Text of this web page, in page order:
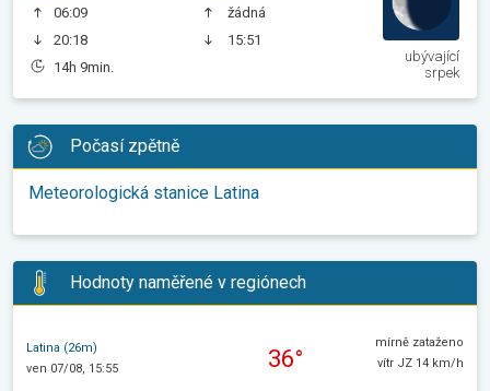
06:09
20:18
14h 9min.
žádná
15:51
ubývající
srpek
Počasí zpětně
Meteorologická stanice Latina
Hodnoty naměřené v regiónech
Latina (26m)
ven 07/08, 15:55
36°
mírně zataženo
vítr JZ 14 km/h